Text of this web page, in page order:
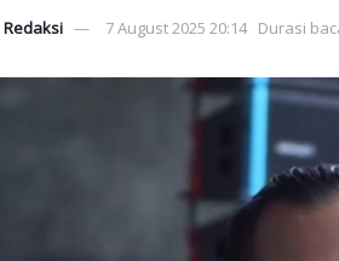
Redaksi 7 August 2025 20:14 Durasi